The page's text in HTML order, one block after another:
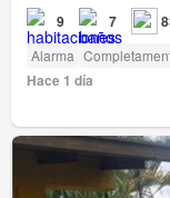
9 7
Alarma
Hace 1 día